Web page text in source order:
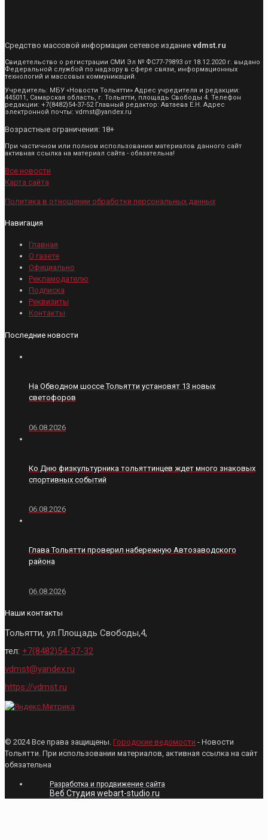
Средство массовой информации сетевое издание vdmst.ru
Свидетельство о регистрации СМИ Эл № ФС77-79893 от 18.12.2020 г. выдано
Федеральной службой по надзору в сфере связи, информационных
технологий и массовых коммуникаций.
Учредитель: МБУ «Новости Тольятти» Адрес учредителя и редакции:
445011, Самарская область, г. Тольятти, площадь Свободы 4. Телефон
редакции: +7(8482)54-37-52 Главный редактор: Автаева Е.Н. Адрес
электронной почты: vdmst@yandex.ru
Возрастные ограничения: 18+
При частичном или полном использовании материалов данного сайт
активная ссылка на материал сайта - обязательна!
Все новости
Карта сайта
Политика в отношении обработки персональных данных
Навигация
Главная
О газете
Официально
Рекламодателю
Подписка
Реквизиты
Контакты
Последние новости
На Обводном шоссе Тольятти установят 13 новых
светофоров
06.08.2026
Ко Дню физкультурника тольяттинцев ждет много знаковых
спортивных событий
06.08.2026
Глава Тольятти проверил набережную Автозаводского
района
06.08.2026
Наши контакты
Тольятти, ул.Площадь Свободы,4,
тел: +7(8482)54-37-32
vdmst@yandex.ru
https://vdmst.ru
© 2024 Все права защищены. Городские ведомости - Новости
Тольятти. При использовании материалов, активная ссылка на сайт
обязательна
Разработка и продвижение сайта
Веб Студия webart-studio.ru